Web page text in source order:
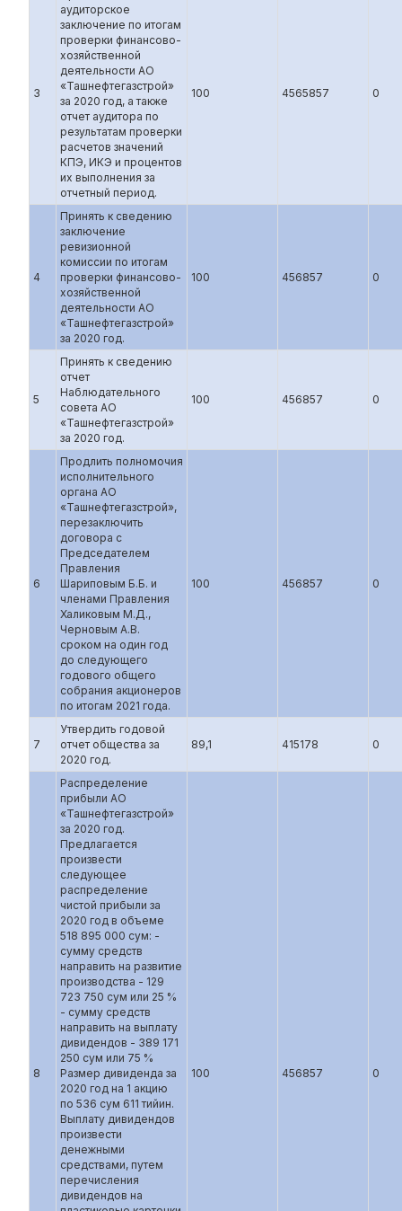
3
аудиторское
заключение по итогам
проверки финансово-
хозяйственной
деятельности АО
«Ташнефтегазстрой»
за 2020 год, а также
отчет аудитора по
результатам проверки
расчетов значений
КПЭ, ИКЭ и процентов
их выполнения за
отчетный период.
100 4565857 0
4
Принять к сведению
заключение
ревизионной
комиссии по итогам
проверки финансово-
хозяйственной
деятельности АО
«Ташнефтегазстрой»
за 2020 год.
100 456857 0
5
Принять к сведению
отчет
Наблюдательного
совета АО
«Ташнефтегазстрой»
за 2020 год.
100 456857 0
6
Продлить полномочия
исполнительного
органа АО
«Ташнефтегазстрой»,
перезаключить
договора с
Председателем
Правления
Шариповым Б.Б. и
членами Правления
Халиковым М.Д.,
Черновым А.В.
сроком на один год
до следующего
годового общего
собрания акционеров
по итогам 2021 года.
100 456857 0
7
Утвердить годовой
отчет общества за
2020 год.
89,1 415178 0
8
Распределение
прибыли АО
«Ташнефтегазстрой»
за 2020 год.
Предлагается
произвести
следующее
распределение
чистой прибыли за
2020 год в объеме
518 895 000 сум: -
сумму средств
направить на развитие
производства - 129
723 750 сум или 25 %
- сумму средств
направить на выплату
дивидендов - 389 171
250 сум или 75 %
Размер дивиденда за
2020 год на 1 акцию
по 536 сум 611 тийин.
Выплату дивидендов
произвести
денежными
средствами, путем
перечисления
дивидендов на
100 456857 0